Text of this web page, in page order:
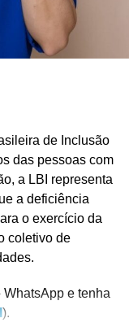
de Inclusão
das pessoas com
a LBI representa
a deficiência
o exercício da
coletivo de
e tenha
).